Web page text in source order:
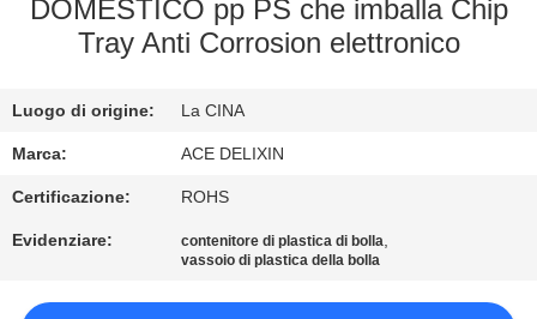
CONTROLLO
QUALITÀ
CONTATTICI
DOMESTICO pp PS che imballa Chip
Tray Anti Corrosion elettronico
Luogo di origine: La CINA
Marca: ACE DELIXIN
Certificazione: ROHS
Evidenziare: contenitore di plastica di bolla,
vassoio di plastica della bolla